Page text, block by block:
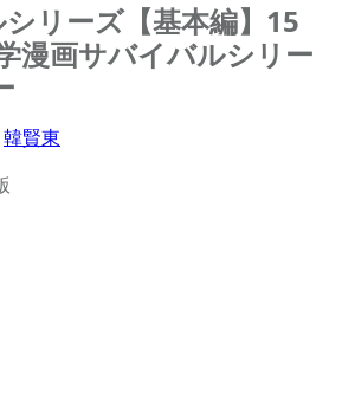
シリーズ【基本編】15
漫画サバイバルシリー
韓賢東